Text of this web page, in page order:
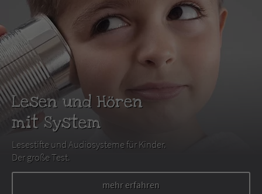
Lesen und Hören
mit System
Lesestifte und Audiosysteme für Kinder.
Der große Test.
mehr erfahren